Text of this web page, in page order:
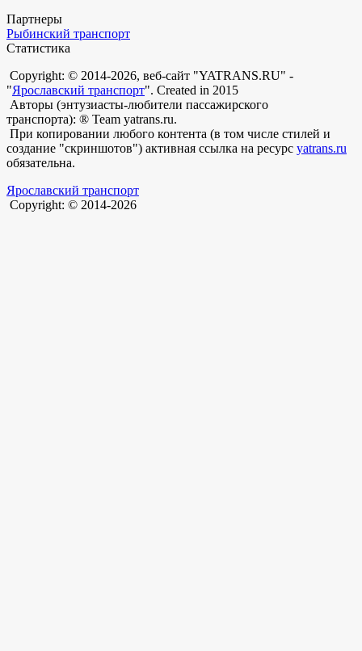
Партнеры
Рыбинский транспорт
Статистика
Copyright: © 2014-2026, веб-сайт "YATRANS.RU" -
"Ярославский транспорт". Created in 2015
Авторы (энтузиасты-любители пассажирского
транспорта): ® Team yatrans.ru.
При копировании любого контента (в том числе стилей и
создание "скриншотов") активная ссылка на ресурс yatrans.ru
обязательна.
Ярославский транспорт
Copyright: © 2014-2026